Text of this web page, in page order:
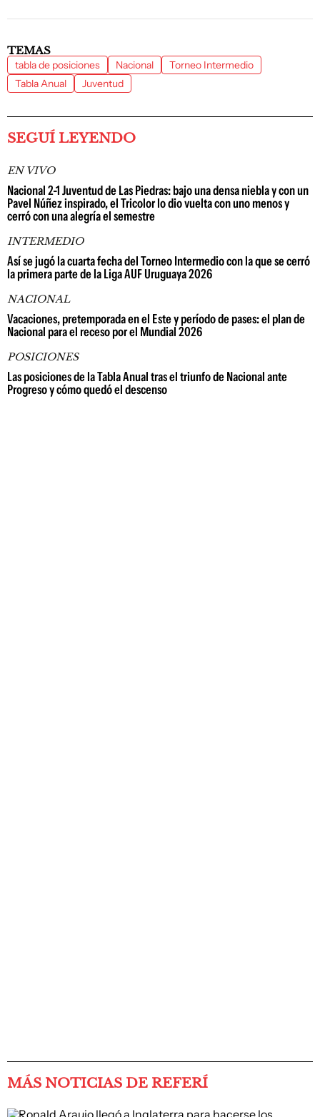
TEMAS
tabla de posiciones Nacional
Torneo Intermedio
Tabla Anual
Juventud
SEGUÍ LEYENDO
EN VIVO
Nacional 2-1 Juventud de Las Piedras: bajo una densa niebla y con un
Pavel Núñez inspirado, el Tricolor lo dio vuelta con uno menos y
cerró con una alegría el semestre
INTERMEDIO
Así se jugó la cuarta fecha del Torneo Intermedio con la que se cerró
la primera parte de la Liga AUF Uruguaya 2026
NACIONAL
Vacaciones, pretemporada en el Este y período de pases: el plan de
Nacional para el receso por el Mundial 2026
POSICIONES
Las posiciones de la Tabla Anual tras el triunfo de Nacional ante
Progreso y cómo quedó el descenso
MÁS NOTICIAS DE REFERÍ